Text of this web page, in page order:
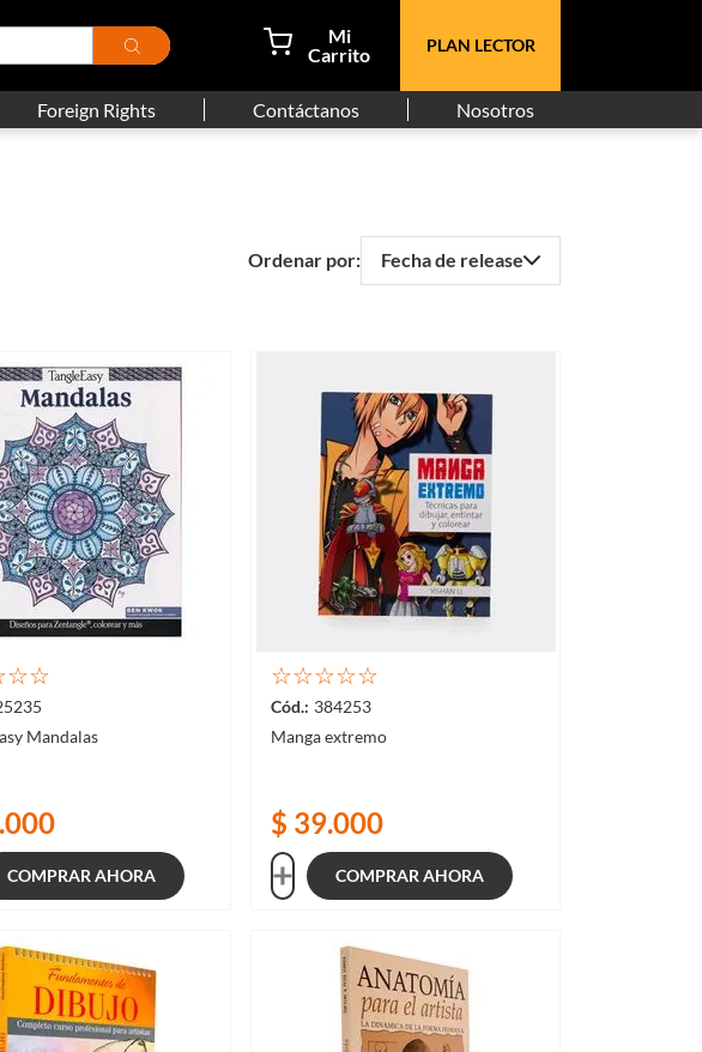
PLAN LECTOR
Foreign Rights Contáctanos Nosotros
Fecha de release
☆☆
Mandalas
000
COMPRAR AHORA
☆☆☆☆☆
384253
Manga extremo
$ 39.000
COMPRAR AHORA